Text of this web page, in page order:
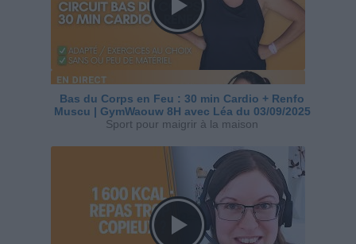
Bas du Corps en Feu : 30 min Cardio + Renfo
Muscu | GymWaouw 8H avec Léa du 03/09/2025
Sport pour maigrir à la maison